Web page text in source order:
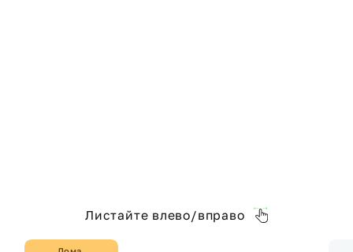
Листайте влево/вправо